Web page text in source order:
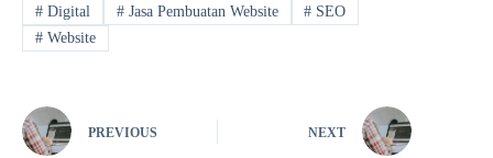
#Digital #Jasa Pembuatan Website # SEO
#Website
PREVIOUS NEXT